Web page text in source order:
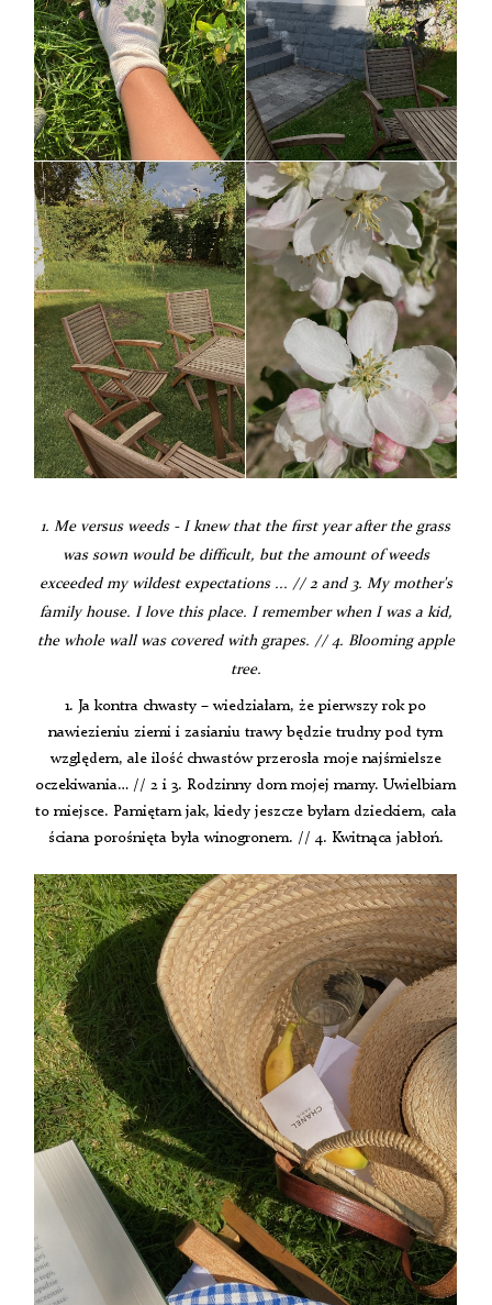
1. Me versus weeds - I knew that the first year after the grass
was sown would be difficult, but the amount of weeds
exceeded my wildest expectations ... // 2 and 3. My mother's
family house. I love this place. I remember when I was a kid,
the whole wall was covered with grapes. // 4. Blooming apple
tree.
1. Ja kontra chwasty – wiedziałam, że pierwszy rok po
nawiezieniu ziemi i zasianiu trawy będzie trudny pod tym
względem, ale ilość chwastów przerosła moje najśmielsze
oczekiwania… // 2 i 3. Rodzinny dom mojej mamy. Uwielbiam
to miejsce. Pamiętam jak, kiedy jeszcze byłam dzieckiem, cała
ściana porośnięta była winogronem. // 4. Kwitnąca jabłoń.